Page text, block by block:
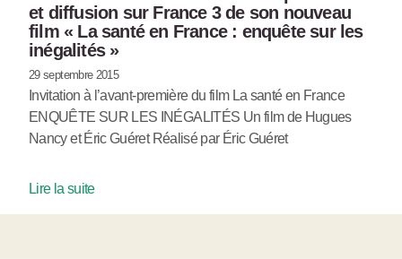
et diffusion sur France 3 de son nouveau
film « La santé en France : enquête sur les
inégalités »
29 septembre 2015
Invitation à l’avant-première du film La santé en France
ENQUÊTE SUR LES INÉGALITÉS Un film de Hugues
Nancy et Éric Guéret Réalisé par Éric Guéret
Lire la suite